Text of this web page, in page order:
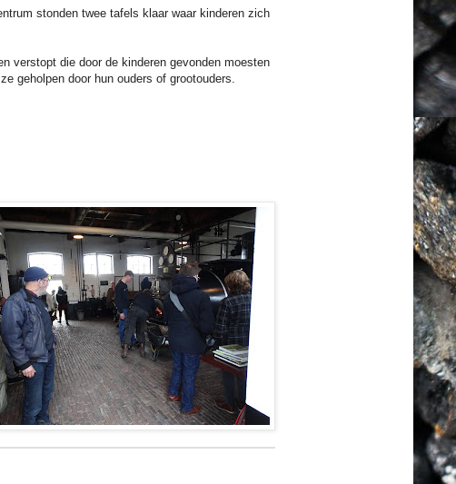
stonden twee tafels klaar waar kinderen zich
verstopt die door de kinderen gevonden moesten
geholpen door hun ouders of grootouders.